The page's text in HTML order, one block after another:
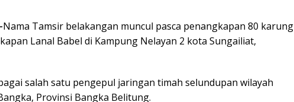
Nama Tamsir belakangan muncul pasca penangkapan 80 karung
Lanal Babel di Kampung Nelayan 2 kota Sungailiat,
salah satu pengepul jaringan timah selundupan wilayah
Provinsi Bangka Belitung.